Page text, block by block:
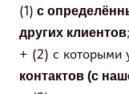
(1) с
других клиентов;
+ (2) с которыми
контактов (с